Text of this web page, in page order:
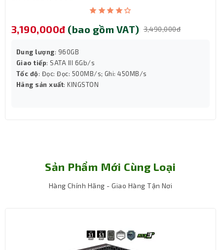
vẻ ngoài mang tính thẩm mỹ cao, hoàn thiện chắc chắn
cùng với tấm lưng bảo vệ, giúp nâng cao cấu trúc của
3,190,000đ (bao gồm VAT) 3,490,000đ
Dung lượng: 960GB
Giao tiếp: SATA III 6Gb/s
Tốc độ: Đọc: Đọc: 500MB/s; Ghi: 450MB/s
Hãng sản xuất: KINGSTON
Sản Phẩm Mới Cùng Loại
Hàng Chính Hãng - Giao Hàng Tận Nơi